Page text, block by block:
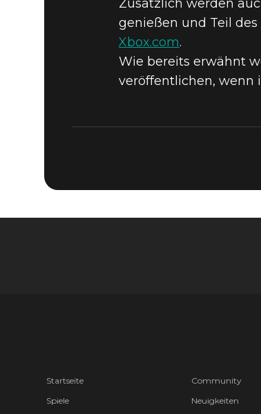
Zusätzlich werden
genießen und Teil
Xbox.com.
Wie bereits erwähnt
veröffentlichen, wenn
Startseite
Spiele
Community
Neuigkeiten